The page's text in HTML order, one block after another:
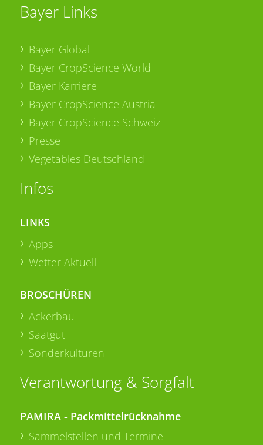
Bayer Links
Bayer Global
Bayer CropScience World
Bayer Karriere
Bayer CropScience Austria
Bayer CropScience Schweiz
Presse
Vegetables Deutschland
Infos
LINKS
Apps
Wetter Aktuell
BROSCHÜREN
Ackerbau
Saatgut
Sonderkulturen
Verantwortung & Sorgfalt
PAMIRA - Packmittelrücknahme
Sammelstellen und Termine